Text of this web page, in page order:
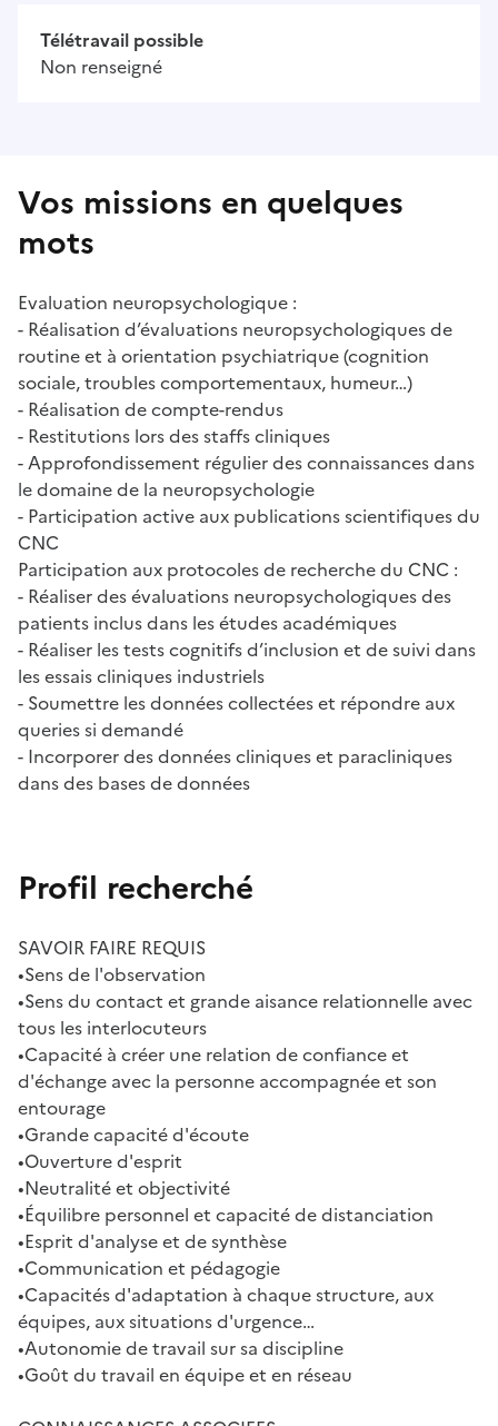
Télétravail possible
Non renseigné
Vos missions en quelques
mots
Evaluation neuropsychologique :
- Réalisation d’évaluations neuropsychologiques de
routine et à orientation psychiatrique (cognition
sociale, troubles comportementaux, humeur…)
- Réalisation de compte-rendus
- Restitutions lors des staffs cliniques
- Approfondissement régulier des connaissances dans
le domaine de la neuropsychologie
- Participation active aux publications scientifiques du
CNC
Participation aux protocoles de recherche du CNC :
- Réaliser des évaluations neuropsychologiques des
patients inclus dans les études académiques
- Réaliser les tests cognitifs d’inclusion et de suivi dans
les essais cliniques industriels
- Soumettre les données collectées et répondre aux
queries si demandé
- Incorporer des données cliniques et paracliniques
dans des bases de données
Profil recherché
SAVOIR FAIRE REQUIS
•Sens de l'observation
•Sens du contact et grande aisance relationnelle avec
tous les interlocuteurs
•Capacité à créer une relation de confiance et
d'échange avec la personne accompagnée et son
entourage
•Grande capacité d'écoute
•Ouverture d'esprit
•Neutralité et objectivité
•Équilibre personnel et capacité de distanciation
•Esprit d'analyse et de synthèse
•Communication et pédagogie
•Capacités d'adaptation à chaque structure, aux
équipes, aux situations d'urgence…
•Autonomie de travail sur sa discipline
•Goût du travail en équipe et en réseau